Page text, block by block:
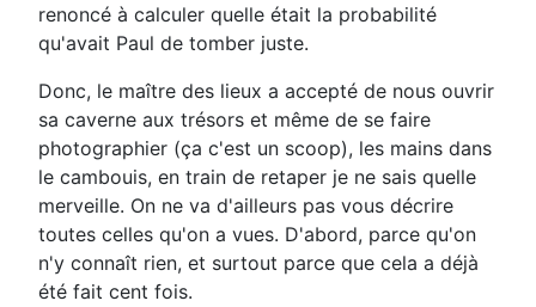
renoncé à calculer quelle était la probabilité
qu'avait Paul de tomber juste.
Donc, le maître des lieux a accepté de nous ouvrir
sa caverne aux trésors et même de se faire
photographier (ça c'est un scoop), les mains dans
le cambouis, en train de retaper je ne sais quelle
merveille. On ne va d'ailleurs pas vous décrire
toutes celles qu'on a vues. D'abord, parce qu'on
n'y connaît rien, et surtout parce que cela a déjà
été fait cent fois.